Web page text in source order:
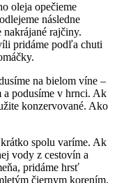
oleja opečieme
následne
rajčiny.
pridáme podľa chuti
na bielom víne –
a podusíme v hrnci. Ak
konzervované. Ako
spolu varíme. Ak
vody z cestovín a
pridáme hrsť
čiernym korením.